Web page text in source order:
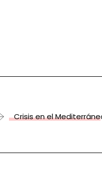
Crisis en el